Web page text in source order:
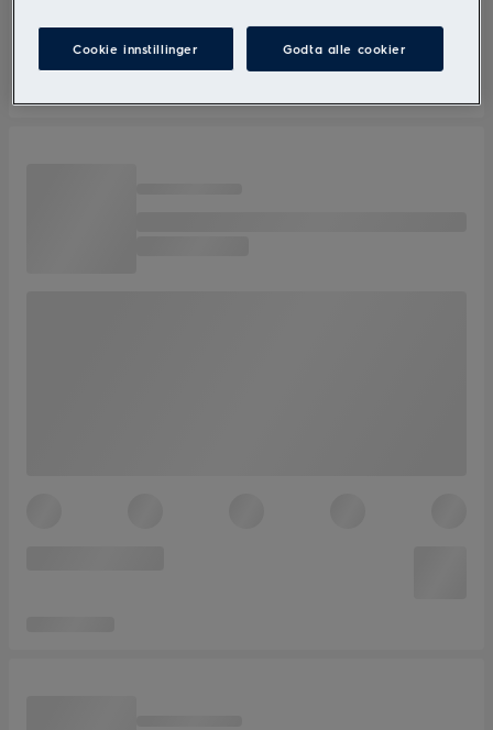
Cookie innstillinger Godta alle cookier